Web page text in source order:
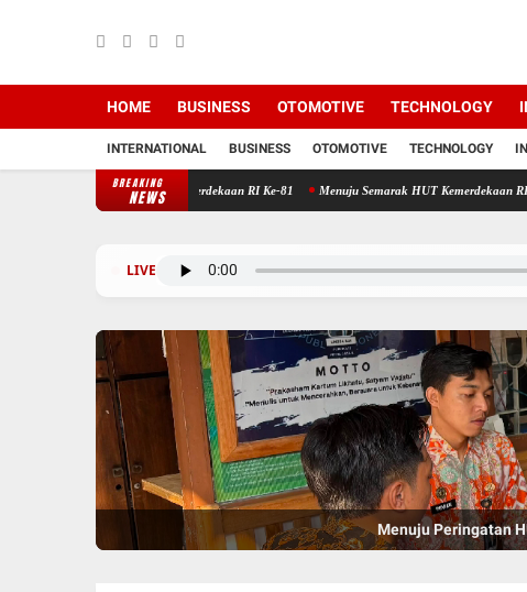
HOME BUSINESS OTOMOTIVE TECHNOLOGY
INTERNATIONAL BUSINESS OTOMOTIVE TECHNOLOGY
BREAKING
NEWS
Semarak HUT Kemerdekaan RI Ke-81 Menuju Semarak HUT Kemerdekaan RI Ke-81,
LIVE
Menuju Peringatan